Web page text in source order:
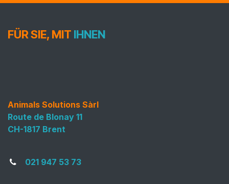
FÜR SIE, MIT IHNEN
Animals Solutions Sàrl
Route de Blonay 11
CH-1817 Brent
021 947 53 73